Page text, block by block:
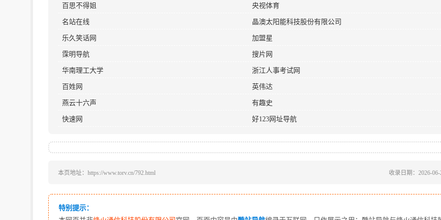
百思不得姐 央视体育
名站在线 晶澳太阳能科技股份有限公司
乐久笑话网 加盟星
霂明导航 搜片网
华南理工大学 浙江人事考试网
百姓网 英伟达
燕云十六声 有趣史
快速网 好123网址导航
本页地址：https://www.torv.cn/792.html 收录日期：2026-06-
特别提示：